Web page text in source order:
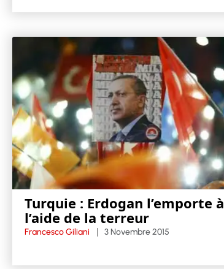
Turquie : Erdogan l’emporte à
l’aide de la terreur
Francesco Giliani 3 Novembre 2015